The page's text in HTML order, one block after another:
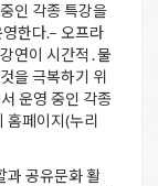
인 각종 특강을
영한다.– 오프라
연이 시간적․물
을 극복하기 위
운영 중인 각종
홈페이지(누리
과 공유문화 활